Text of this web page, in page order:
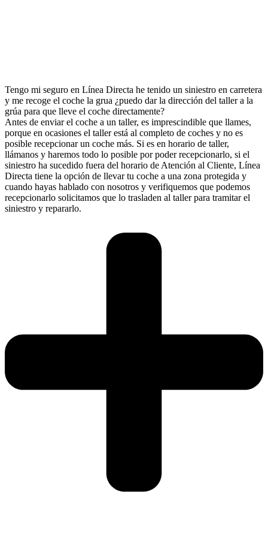
Tengo mi seguro en Línea Directa he tenido un siniestro en carretera
y me recoge el coche la grua ¿puedo dar la dirección del taller a la
grúa para que lleve el coche directamente?
Antes de enviar el coche a un taller, es imprescindible que llames,
porque en ocasiones el taller está al completo de coches y no es
posible recepcionar un coche más. Si es en horario de taller,
llámanos y haremos todo lo posible por poder recepcionarlo, si el
siniestro ha sucedido fuera del horario de Atención al Cliente, Línea
Directa tiene la opción de llevar tu coche a una zona protegida y
cuando hayas hablado con nosotros y verifiquemos que podemos
recepcionarlo solicitamos que lo trasladen al taller para tramitar el
siniestro y repararlo.